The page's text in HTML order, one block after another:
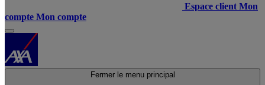
Espace client Mon
compte Mon compte
Fermer le menu principal